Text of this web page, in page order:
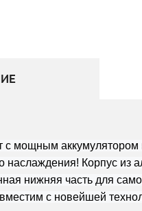
с мощным
наслаждения! Корпус
нижняя часть для
с новейшей